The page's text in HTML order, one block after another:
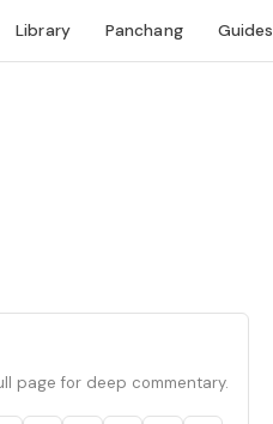
Library Panchang Guides
page for deep commentary.